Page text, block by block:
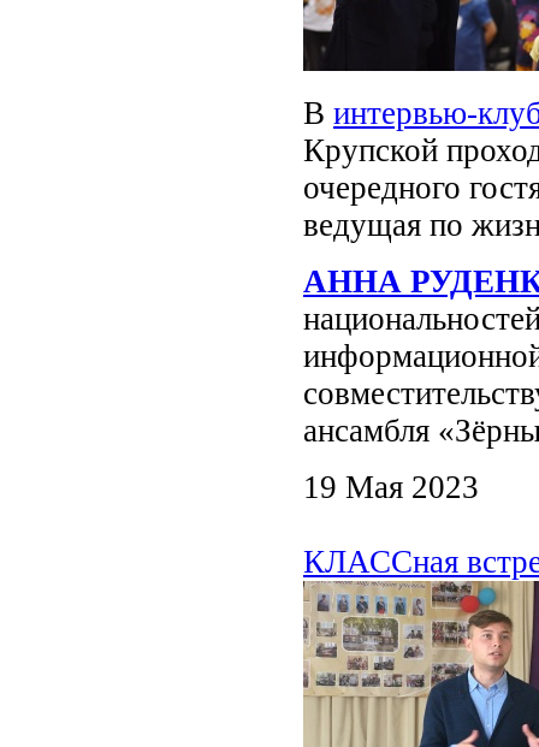
В интервью-
Крупской
очередного
ведущая по
АННА
ансамбля
19 Мая 2023
КЛАССная